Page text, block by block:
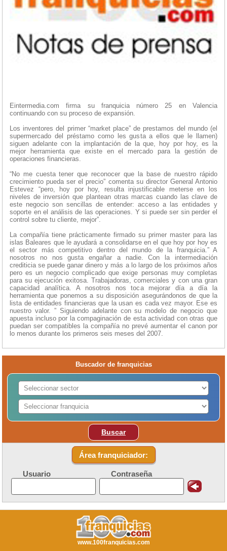
Eintermedia.com firma su franquicia número 25 en Valencia
continuando con su proceso de expansión.
Los inventores del primer “market place” de prestamos del mundo (el
supermercado del préstamo como les gusta a ellos que le llamen)
siguen adelante con la implantación de la que, hoy por hoy, es la
mejor herramienta que existe en el mercado para la gestión de
operaciones financieras.
“No me cuesta tener que reconocer que la base de nuestro rápido
crecimiento pueda ser el precio” comenta su director General Antonio
Estevez “pero, hoy por hoy, resulta injustificable meterse en los
niveles de inversión que plantean otras marcas cuando las clave de
este negocio son sencillas de entender: acceso a las entidades y
soporte en el análisis de las operaciones. Y si puede ser sin perder el
control sobre tu cliente, mejor”.
La compañía tiene prácticamente firmado su primer master para las
islas Baleares que le ayudará a consolidarse en el que hoy por hoy es
el sector más competitivo dentro del mundo de la franquicia.” A
nosotros no nos gusta engañar a nadie. Con la intermediación
crediticia se puede ganar dinero y más a lo largo de los próximos años
pero es un negocio complicado que exige personas muy completas
para su ejecución exitosa. Trabajadoras, comerciales y con una gran
capacidad analítica. A nosotros nos toca mejorar día a día la
herramienta que ponemos a su disposición asegurándonos de que la
lista de entidades financieras que la usan es cada vez mayor. Ese es
nuestro valor. ” Siguiendo adelante con su modelo de negocio que
apuesta incluso por la compaginación de esta actividad con otras que
puedan ser compatibles la compañía no prevé aumentar el canon por
lo menos durante los primeros seis meses del 2007.
Buscador de franquicias
Buscar
Área franquiciador:
Usuario Contraseña
www.100franquicias.com